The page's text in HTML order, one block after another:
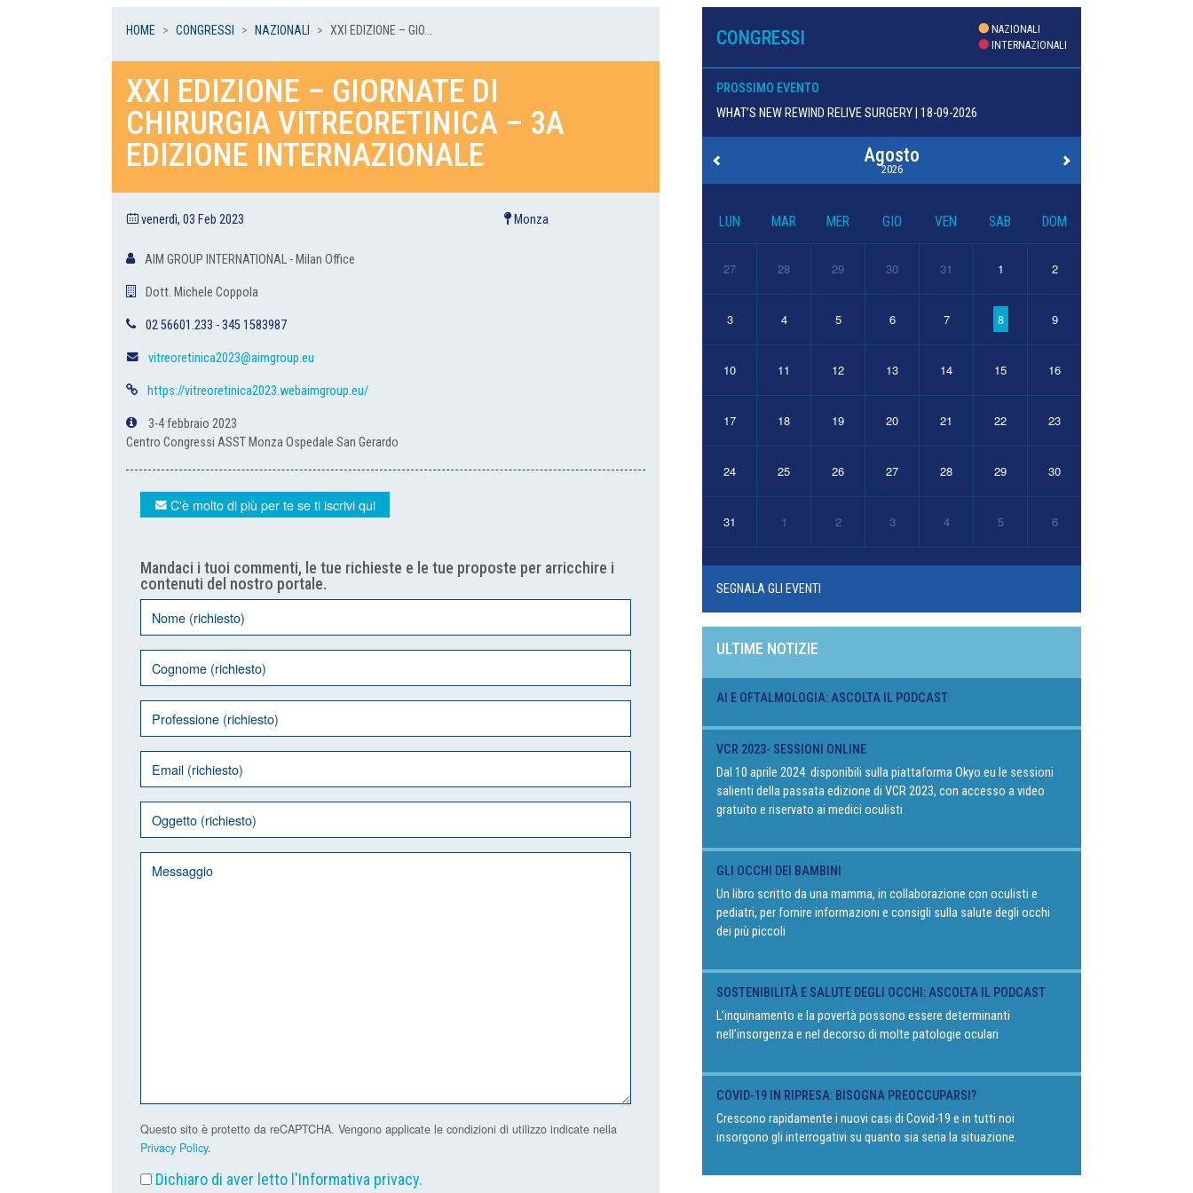
HOME CONGRESSI NAZIONALI XXI EDIZIONE – GIO...
XXI EDIZIONE – GIORNATE DI
CHIRURGIA VITREORETINICA – 3A
EDIZIONE INTERNAZIONALE
venerdì, 03 Feb 2023 Monza
AIM GROUP INTERNATIONAL - Milan Office
Dott. Michele Coppola
02 56601.233 - 345 1583987
vitreoretinica2023@aimgroup.eu
https://vitreoretinica2023.webaimgroup.eu/
3-4 febbraio 2023
Centro Congressi ASST Monza Ospedale San Gerardo
C'è molto di più per te se ti iscrivi qui
Mandaci i tuoi commenti, le tue richieste e le tue proposte per arricchire i
contenuti del nostro portale.
Questo sito è protetto da reCAPTCHA. Vengono applicate le condizioni di utilizzo indicate nella
Privacy Policy.
Dichiaro di aver letto l'Informativa privacy.
CONGRESSI
NAZIONALI
INTERNAZIONALI
PROSSIMO EVENTO
WHAT’S NEW REWIND RELIVE SURGERY | 18-09-2026
Agosto
2026
LUN MAR MER GIO VEN SAB DOM
27 28 29 30 31 1 2
3 4 5 6 7 8 9
10 11 12 13 14 15 16
17 18 19 20 21 22 23
24 25 26 27 28 29 30
31 1 2 3 4 5 6
SEGNALA GLI EVENTI
ULTIME NOTIZIE
AI E OFTALMOLOGIA: ASCOLTA IL PODCAST
VCR 2023- SESSIONI ONLINE
Dal 10 aprile 2024 disponibili sulla piattaforma Okyo.eu le sessioni
salienti della passata edizione di VCR 2023, con accesso a video
gratuito e riservato ai medici oculisti.
GLI OCCHI DEI BAMBINI
Un libro scritto da una mamma, in collaborazione con oculisti e
pediatri, per fornire informazioni e consigli sulla salute degli occhi
dei più piccoli
SOSTENIBILITÀ E SALUTE DEGLI OCCHI: ASCOLTA IL PODCAST
L’inquinamento e la povertà possono essere determinanti
nell’insorgenza e nel decorso di molte patologie oculari
COVID-19 IN RIPRESA: BISOGNA PREOCCUPARSI?
Crescono rapidamente i nuovi casi di Covid-19 e in tutti noi
insorgono gli interrogativi su quanto sia seria la situazione.